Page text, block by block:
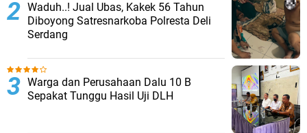
Waduh..! Jual Ubas, Kakek 56 Tahun
Diboyong Satresnarkoba Polresta Deli
Serdang
Warga dan Perusahaan Dalu 10 B
Sepakat Tunggu Hasil Uji DLH